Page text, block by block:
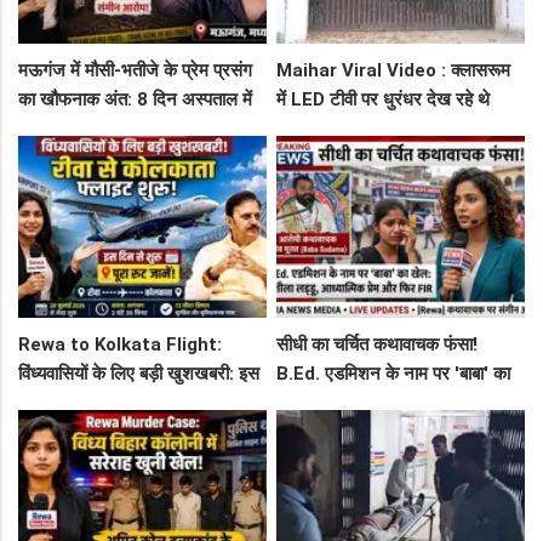
मऊगंज में मौसी-भतीजे के प्रेम प्रसंग
का खौफनाक अंत: 8 दिन अस्पताल में
आरोप!
Maihar Viral Video : क्लासरूम
में LED टीवी पर धुरंधर देख रहे थे
शिकायत
Rewa to Kolkata Flight:
विंध्यवासियों के लिए बड़ी खुशखबरी: इस
फ्लाइट, जानें पूरा रूट!
सीधी का चर्चित कथावाचक फंसा!
B.Ed. एडमिशन के नाम पर 'बाबा' का
और फिर FIR